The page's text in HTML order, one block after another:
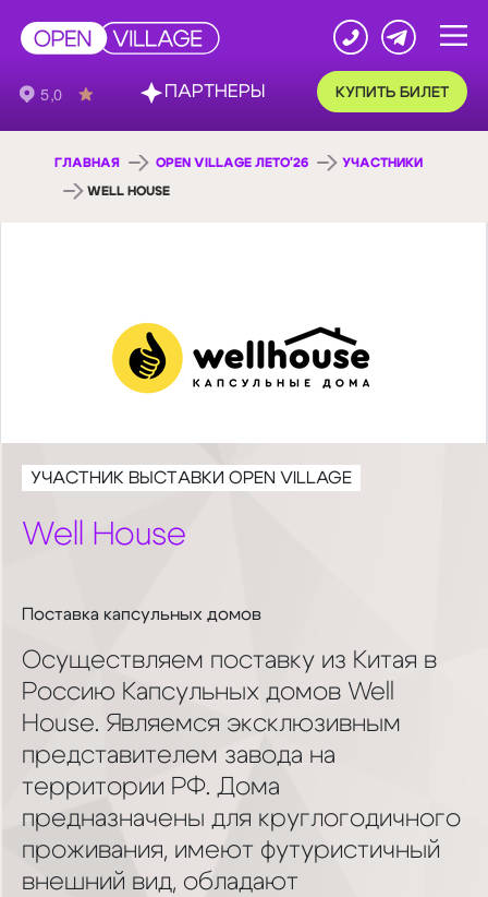
КУПИТЬ БИЛЕТ
ГЛАВНАЯ OPEN VILLAGE ЛЕТО'26 УЧАСТНИКИ
WELL HOUSE
УЧАСТНИК ВЫСТАВКИ OPEN VILLAGE
Well House
Поставка капсульных домов
Осуществляем поставку из Китая в
Россию Капсульных домов Well
House. Являемся эксклюзивным
представителем завода на
территории РФ. Дома
предназначены для круглогодичного
проживания, имеют футуристичный
внешний вид, обладают